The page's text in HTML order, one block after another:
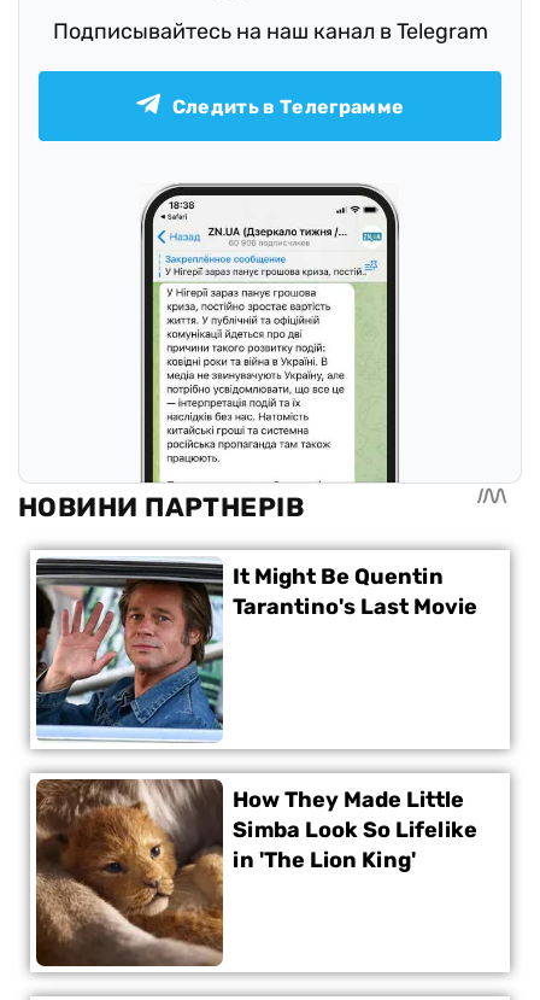
Подписывайтесь на наш канал в Telegram
Следить в Телеграмме